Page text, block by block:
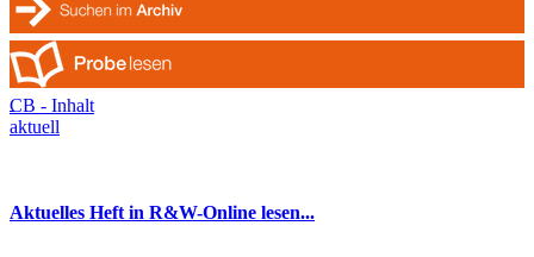
CB - Inhalt
aktuell
Aktuelles Heft in R&W-Online lesen...